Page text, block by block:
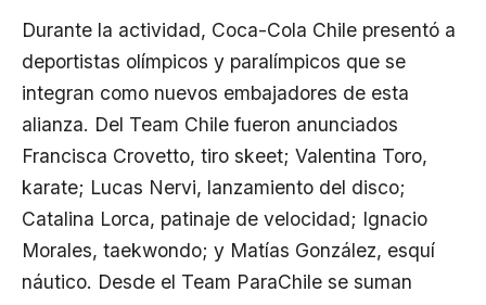
Durante la actividad, Coca-Cola Chile presentó a
deportistas olímpicos y paralímpicos que se
integran como nuevos embajadores de esta
alianza. Del Team Chile fueron anunciados
Francisca Crovetto, tiro skeet; Valentina Toro,
karate; Lucas Nervi, lanzamiento del disco;
Catalina Lorca, patinaje de velocidad; Ignacio
Morales, taekwondo; y Matías González, esquí
náutico. Desde el Team ParaChile se suman